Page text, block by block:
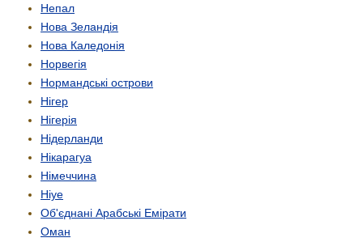
Непал
Нова Зеландія
Нова Каледонія
Норвегія
Нормандські острови
Нігер
Нігерія
Нідерланди
Нікарагуа
Німеччина
Ніуе
Об'єднані Арабські Емірати
Оман